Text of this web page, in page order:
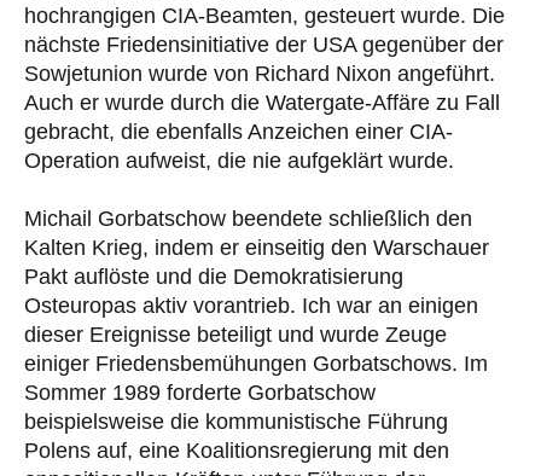
hochrangigen CIA-Beamten, gesteuert wurde. Die
nächste Friedensinitiative der USA gegenüber der
Sowjetunion wurde von Richard Nixon angeführt.
Auch er wurde durch die Watergate-Affäre zu Fall
gebracht, die ebenfalls Anzeichen einer CIA-
Operation aufweist, die nie aufgeklärt wurde.
Michail Gorbatschow beendete schließlich den
Kalten Krieg, indem er einseitig den Warschauer
Pakt auflöste und die Demokratisierung
Osteuropas aktiv vorantrieb. Ich war an einigen
dieser Ereignisse beteiligt und wurde Zeuge
einiger Friedensbemühungen Gorbatschows. Im
Sommer 1989 forderte Gorbatschow
beispielsweise die kommunistische Führung
Polens auf, eine Koalitionsregierung mit den